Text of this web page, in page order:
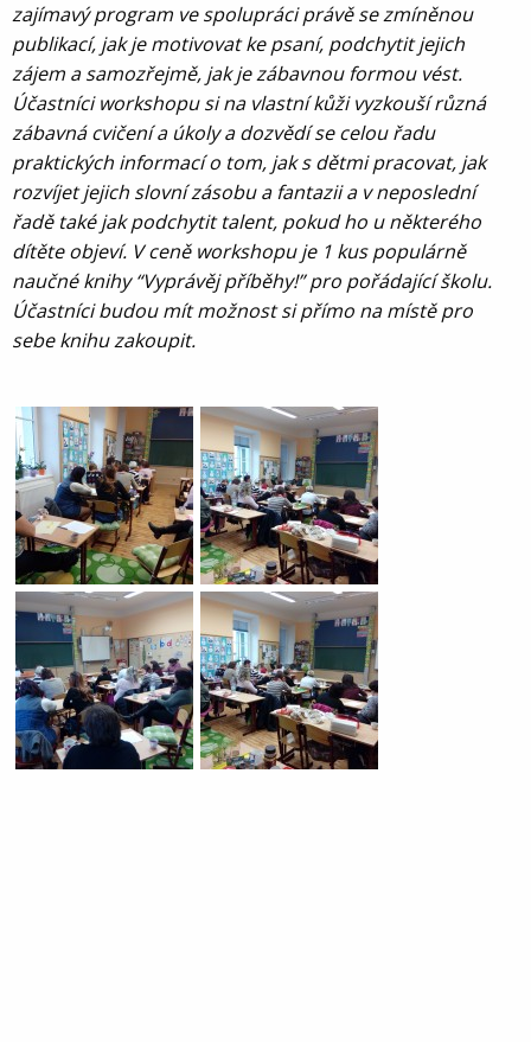
zajímavý program ve spolupráci právě se zmíněnou
publikací, jak je motivovat ke psaní, podchytit jejich
zájem a samozřejmě, jak je zábavnou formou vést.
Účastníci workshopu si na vlastní kůži vyzkouší různá
zábavná cvičení a úkoly a dozvědí se celou řadu
praktických informací o tom, jak s dětmi pracovat, jak
rozvíjet jejich slovní zásobu a fantazii a v neposlední
řadě také jak podchytit talent, pokud ho u některého
dítěte objeví. V ceně workshopu je 1 kus populárně
naučné knihy “Vyprávěj příběhy!” pro pořádající školu.
Účastníci budou mít možnost si přímo na místě pro
sebe knihu zakoupit.